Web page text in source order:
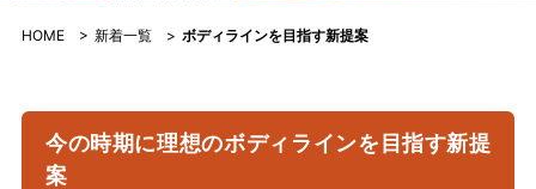
HOME> 新着一覧> ボディラインを目指す新提案
今の時期に理想のボディラインを目指す新提
案